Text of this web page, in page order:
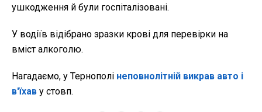
ушкодження й були госпіталізовані.
У водіїв відібрано зразки крові для перевірки на
вміст алкоголю.
Нагадаємо, у Тернополі неповнолітній викрав авто і
в'їхав у стовп.